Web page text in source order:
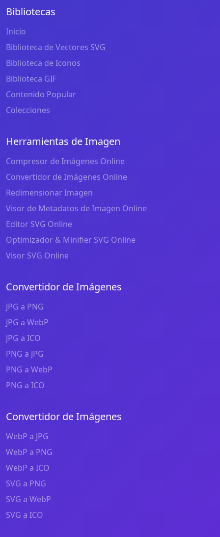
Bibliotecas
Inicio
Biblioteca de Vectores SVG
Biblioteca de Iconos
Biblioteca GIF
Contenido Popular
Colecciones
Herramientas de Imagen
Compresor de Imágenes Online
Convertidor de Imágenes Online
Redimensionar Imagen
Visor de Metadatos de Imagen Online
Editor SVG Online
Optimizador & Minifier SVG Online
Visor SVG Online
Convertidor de Imágenes
JPG a PNG
JPG a WebP
JPG a ICO
PNG a JPG
PNG a WebP
PNG a ICO
Convertidor de Imágenes
WebP a JPG
WebP a PNG
WebP a ICO
SVG a PNG
SVG a WebP
SVG a ICO